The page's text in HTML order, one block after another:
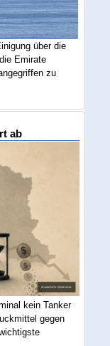
über die
Emirate
zu
ab
kein Tanker
gegen